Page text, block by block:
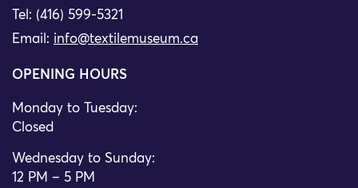
Tel: (416) 599-5321
Email: info@textilemuseum.ca
OPENING HOURS
Monday to Tuesday:
Closed
Wednesday to Sunday:
12 PM – 5 PM